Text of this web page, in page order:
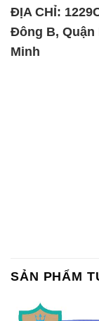
ĐỊA CHỈ:
Đông B, Quận
Minh
SẢN PHẨM